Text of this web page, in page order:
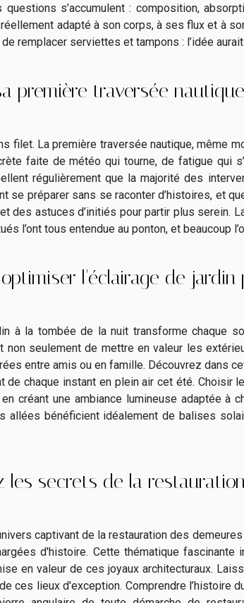
s’accumulent : composition,
adapté à son corps, à ses flux et à
remplacer serviettes et tampons : l’idée
première traversée
filet. La première traversée nautique, même
faite de météo qui tourne, de fatigue qui
régulièrement que la majorité des
se préparer sans se raconter d’histoires, et
des astuces d’initiés pour partir plus serein.
l’ont tous entendue au ponton, et beaucoup
l'éclairage de
à la tombée de la nuit transforme chaque
non seulement de mettre en valeur les
entre amis ou en famille. Découvrez dans
de chaque instant en plein air cet été. Choisir
créant une ambiance lumineuse adaptée à
bénéficient idéalement de balises
les secrets de la
captivant de la restauration des
d'histoire. Cette thématique
en valeur de ces joyaux architecturaux.
ces lieux d'exception. Comprendre l’histoire